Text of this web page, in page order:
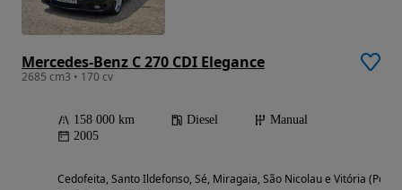
Mercedes-Benz C 270 CDI Elegance
2685 cm3 • 170 cv
158 000 km Diesel
Manual
2005
Cedofeita, Santo Ildefonso, Sé, Miragaia, São Nicolau e Vitória (Porto)